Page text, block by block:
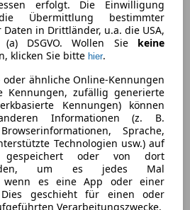
erfolgt. Die Einwilligung
Übermittlung bestimmter
in Drittländer, u.a. die USA,
DSGVO. Wollen Sie keine
klicken Sie bitte hier.
oder ähnliche Online-Kennungen
Kennungen, zufällig generierte
Kennungen) können
Informationen (z. B.
Sprache,
Technologien usw.) auf
gespeichert oder von dort
um es jedes Mal
wenn es eine App oder einer
geschieht für einen oder
Verarbeitungszwecke.